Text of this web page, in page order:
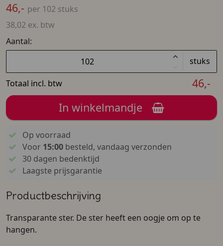
46,- per 102 stuks
38,02 ex. btw
Aantal:
stuks
Totaal incl. btw
46,-
In winkelmandje
Op voorraad
Voor 15:00besteld, vandaag verzonden
30 dagen bedenktijd
Laagste prijsgarantie
Productbeschrijving
Transparante ster. De ster heeft een oogje om op te
hangen.